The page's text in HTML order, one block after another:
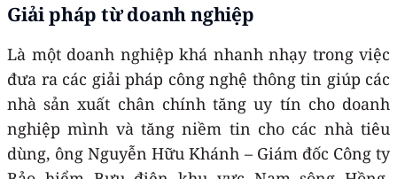
Giải pháp từ doanh nghiệp
Là một doanh nghiệp khá nhanh nhạy trong việc
đưa ra các giải pháp công nghệ thông tin giúp các
nhà sản xuất chân chính tăng uy tín cho doanh
nghiệp mình và tăng niềm tin cho các nhà tiêu
dùng, ông Nguyễn Hữu Khánh – Giám đốc Công ty